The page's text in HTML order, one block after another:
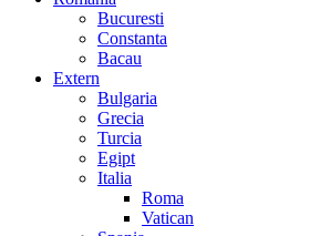
Bucuresti
Constanta
Bacau
Extern
Bulgaria
Grecia
Turcia
Egipt
Italia
Roma
Vatican